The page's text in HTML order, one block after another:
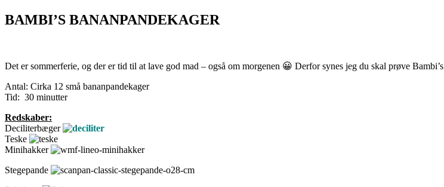
BAMBI’S BANANPANDEKAGER
Det er sommerferie, og der er tid til at lave god mad – også om morgenen 😀 Derfor synes jeg du skal prøve
Antal: Cirka 12 små bananpandekager
Tid: 30 minutter
Redskaber:
Deciliterbæger
Teske
Minihakker
Stegepande